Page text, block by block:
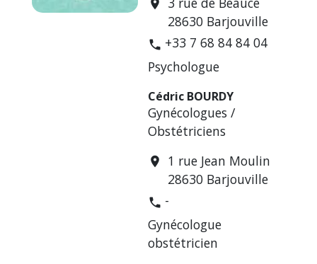
location_on
28630 Barjouville
phone +33 7 68 84 84 04
Psychologue
Cédric BOURDY
Gynécologues /
Obstétriciens
location_on
1 rue Jean Moulin
28630 Barjouville
phone -
Gynécologue
obstétricien